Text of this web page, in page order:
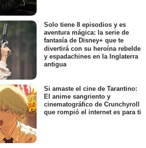
Solo tiene 8 episodios y es
aventura mágica: la serie de
fantasía de Disney+ que te
divertirá con su heroína rebelde
y espadachines en la Inglaterra
antigua
Si amaste el cine de Tarantino:
El anime sangriento y
cinematográfico de Crunchyroll
que rompió el internet es para ti